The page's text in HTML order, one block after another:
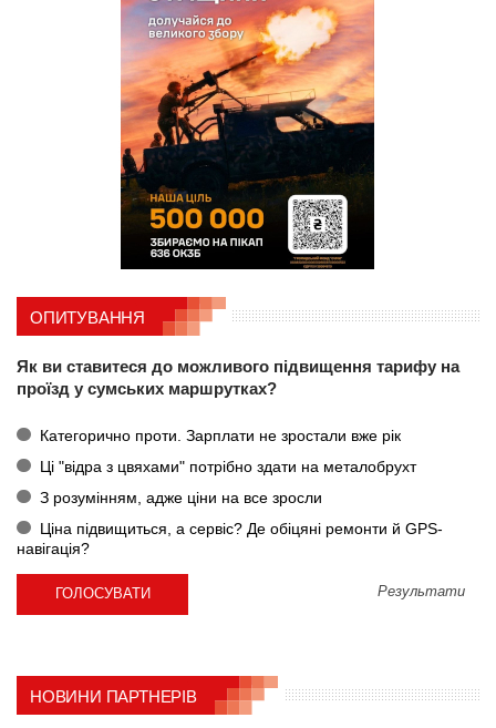
ОПИТУВАННЯ
Як ви ставитеся до можливого підвищення тарифу на
проїзд у сумських маршрутках?
Категорично проти. Зарплати не зростали вже рік
Ці "відра з цвяхами" потрібно здати на металобрухт
З розумінням, адже ціни на все зросли
Ціна підвищиться, а сервіс? Де обіцяні ремонти й GPS-
навігація?
Результати
НОВИНИ ПАРТНЕРІВ